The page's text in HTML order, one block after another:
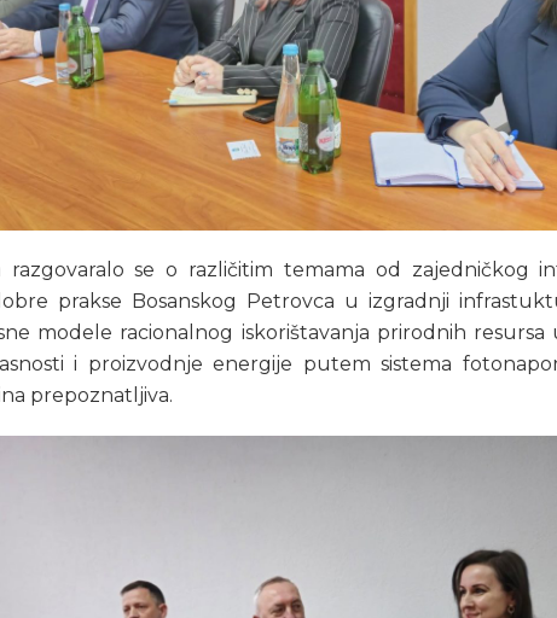
razgovaralo se o različitim temama od zajedničkog
prakse Bosanskog Petrovca u izgradnji
modele racionalnog iskorištavanja prirodnih resursa
i proizvodnje energije putem sistema
prepoznatljiva.